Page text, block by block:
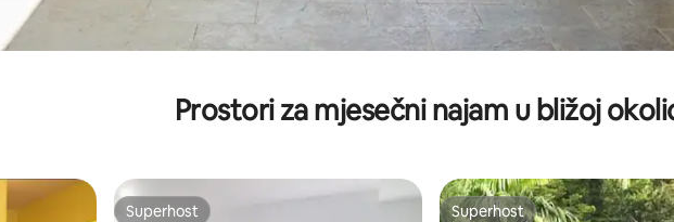
Prostori za mjesečni najam u bližoj
Superhost Superhost